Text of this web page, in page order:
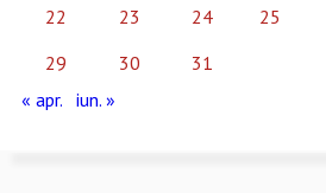
22
23 24 25
29
30
31
« apr.
iun. »